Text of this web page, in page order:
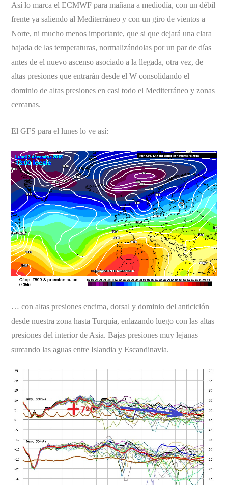
Así lo marca el ECMWF para mañana a mediodía, con un débil
frente ya saliendo al Mediterráneo y con un giro de vientos a
Norte, ni mucho menos importante, que si que dejará una clara
bajada de las temperaturas, normalizándolas por un par de días
antes de el nuevo ascenso asociado a la llegada, otra vez, de
altas presiones que entrarán desde el W consolidando el
dominio de altas presiones en casi todo el Mediterráneo y zonas
cercanas.
El GFS para el lunes lo ve así:
… con altas presiones encima, dorsal y dominio del anticiclón
desde nuestra zona hasta Turquía, enlazando luego con las altas
presiones del interior de Asia. Bajas presiones muy lejanas
surcando las aguas entre Islandia y Escandinavia.